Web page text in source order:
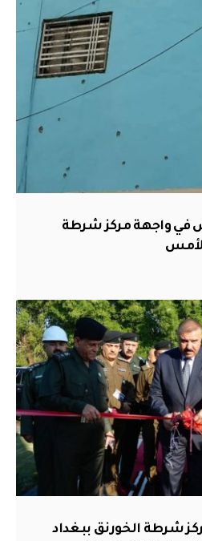
في واجهة مركز شرطة
شرطة الخورنق ببغداد